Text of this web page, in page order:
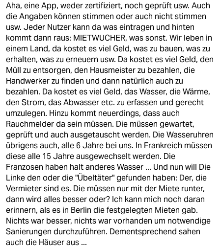
Aha, eine App, weder zertifiziert, noch geprüft usw. Auch
die Angaben können stimmen oder auch nicht stimmen
usw. Jeder Nutzer kann da was eintragen und hinten
kommt dann raus: MIETWUCHER, was sonst. Wir leben in
einem Land, da kostet es viel Geld, was zu bauen, was zu
erhalten, was zu erneuern usw. Da kostet es viel Geld, den
Müll zu entsorgen, den Hausmeister zu bezahlen, die
Handwerker zu finden und dann natürlich auch zu
bezahlen. Da kostet es viel Geld, das Wasser, die Wärme,
den Strom, das Abwasser etc. zu erfassen und gerecht
umzulegen. Hinzu kommt neuerdings, dass auch
Rauchmelder da sein müssen. Die müssen gewartet,
geprüft und auch ausgetauscht werden. Die Wasseruhren
übrigens auch, alle 6 Jahre bei uns. In Frankreich müssen
diese alle 15 Jahre ausgewechselt werden. Die
Franzosen haben halt anderes Wasser ... Und nun will Die
Linke den oder die "Übeltäter" gefunden haben: Der, die
Vermieter sind es. Die müssen nur mit der Miete runter,
dann wird alles besser oder? Ich kann mich noch daran
erinnern, als es in Berlin die festgelegten Mieten gab.
Nichts war besser, nichts war vorhanden um notwendige
Sanierungen durchzuführen. Dementsprechend sahen
auch die Häuser aus ...